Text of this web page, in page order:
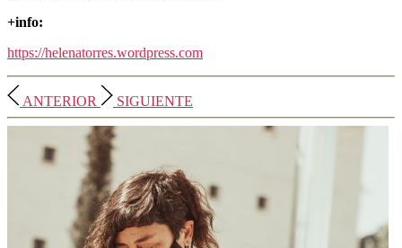
+info:
https://helenatorres.wordpress.com
ANTERIOR SIGUIENTE